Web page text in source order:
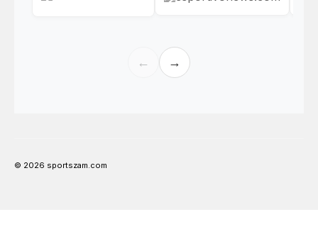
← →
© 2026 sportszam.com